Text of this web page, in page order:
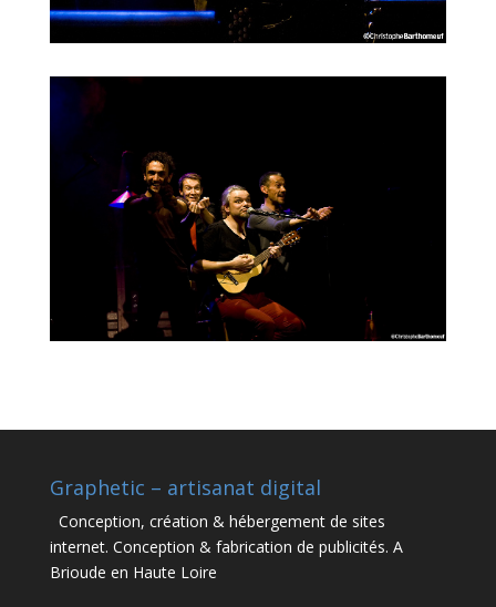
Graphetic – artisanat digital
Conception, création & hébergement de sites
internet. Conception & fabrication de publicités. A
Brioude en Haute Loire